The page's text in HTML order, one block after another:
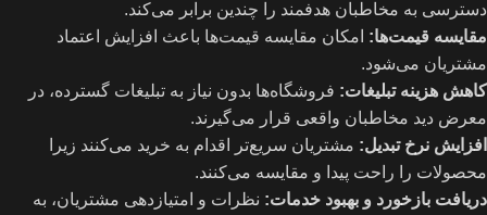
دسترسی به مخاطبان هدفمند را چندین برابر می‌کند.
مقایسه قیمت‌ها: امکان مقایسه قیمت‌ها باعث افزایش اعتماد
مشتریان می‌شود.
کاهش هزینه تبلیغات: فروشگاه‌ها بدون نیاز به تبلیغات گسترده، در
معرض دید مخاطبان واقعی قرار می‌گیرند.
افزایش نرخ تبدیل: مشتریان سریع‌تر اقدام به خرید می‌کنند زیرا
محصولات را راحت پیدا و مقایسه می‌کنند.
دریافت بازخورد و بهبود خدمات: نظرات و امتیازدهی مشتریان، به